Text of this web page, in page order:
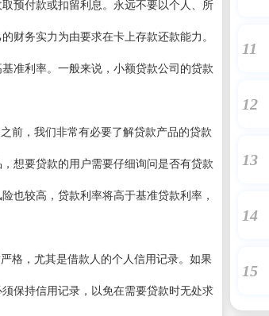
预付款或扣留利息。永远不要以个人、所
财务实力为由要求在卡上存款还款能力。
准利率。一般来说，小额贷款公司的贷款
前，我们非常有必要了解贷款产品的贷款
想要贷款的用户需要仔细询问是否有贷款
也较高，贷款利率将高于基准贷款利率，
格，尤其是借款人的个人信用记录。如果
保持信用记录，以免在需要贷款时无处求
11
12
13
14
15